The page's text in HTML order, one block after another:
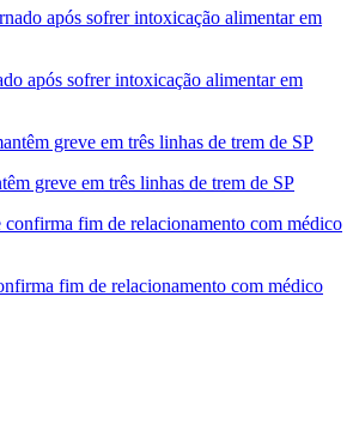
após sofrer intoxicação alimentar em
greve em três linhas de trem de SP
fim de relacionamento com médico